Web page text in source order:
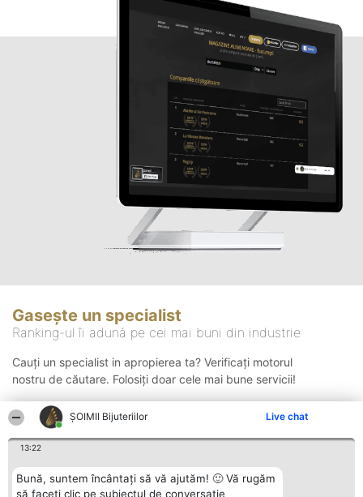
ŞOIMII Bijuteriilor Live chat
13:22
Bună, suntem încântați să vă ajutăm! 🙂 Vă rugăm
să faceți clic pe subiectul de conversație
Gasește un specialist
Ranking-ul îi adună pe cei mai buni din industrie
Cauți un specialist in apropierea ta? Verificați motorul
nostru de căutare. Folosiți doar cele mai bune servicii!